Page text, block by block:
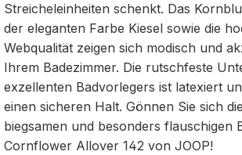
Streicheleinheiten schenkt. Das
der eleganten Farbe Kiesel sowie die
Webqualität zeigen sich modisch und
Ihrem Badezimmer. Die rutschfeste
exzellenten Badvorlegers ist latexiert
einen sicheren Halt. Gönnen Sie sich
biegsamen und besonders flauschigen
Cornflower Allover 142 von JOOP!